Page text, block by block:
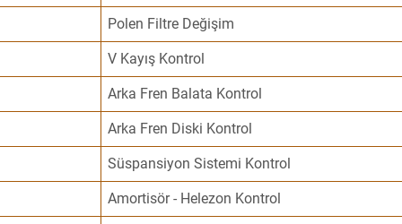
Polen Filtre Değişim
V Kayış Kontrol
Arka Fren Balata Kontrol
Arka Fren Diski Kontrol
Süspansiyon Sistemi Kontrol
Amortisör - Helezon Kontrol